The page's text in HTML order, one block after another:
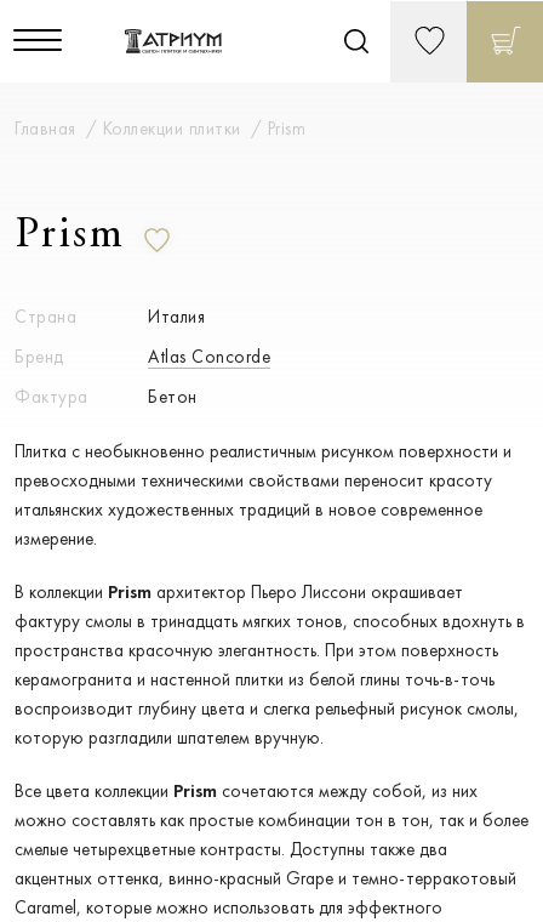
Главная Коллекции плитки Prism
Prism
Страна
Италия
Бренд
Atlas Concorde
Фактура
Бетон
Плитка с необыкновенно реалистичным рисунком поверхности и
превосходными техническими свойствами переносит красоту
итальянских художественных традиций в новое современное
измерение.
В коллекции Prism архитектор Пьеро Лиссони окрашивает
фактуру смолы в тринадцать мягких тонов, способных вдохнуть в
пространства красочную элегантность. При этом поверхность
керамогранита и настенной плитки из белой глины точь-в-точь
воспроизводит глубину цвета и слегка рельефный рисунок смолы,
которую разгладили шпателем вручную.
Все цвета коллекции Prism сочетаются между собой, из них
можно составлять как простые комбинации тон в тон, так и более
смелые четырехцветные контрасты. Доступны также два
акцентных оттенка, винно-красный Grape и темно-терракотовый
Caramel, которые можно использовать для эффектного